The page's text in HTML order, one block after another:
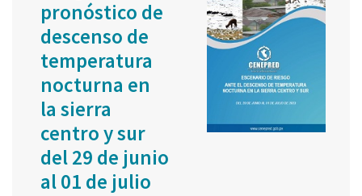
pronóstico de
descenso de
temperatura
nocturna en
la sierra
centro y sur
del 29 de junio
al 01 de julio